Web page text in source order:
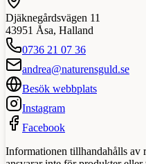
Djäknegårdsvägen 11
43951 Åsa, Halland
0736 21 07 36
andrea@naturensguld.se
Besök webbplats
Instagram
Facebook
Informationen tillhandahålls av